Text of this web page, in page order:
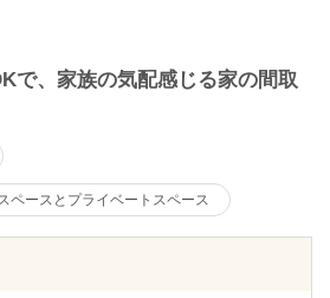
で、家族の気配感じる家の間取
ペースとプライベートスペース